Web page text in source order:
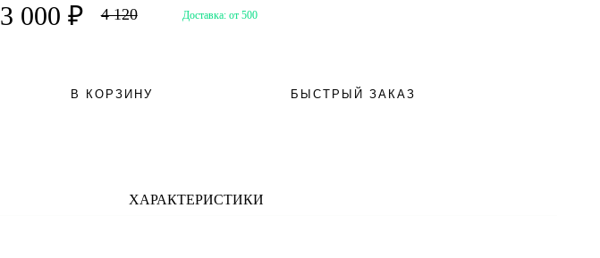
3 000 ₽ 4 120 Доставка: от 500
В КОРЗИНУ БЫСТРЫЙ ЗАКАЗ
ХАРАКТЕРИСТИКИ